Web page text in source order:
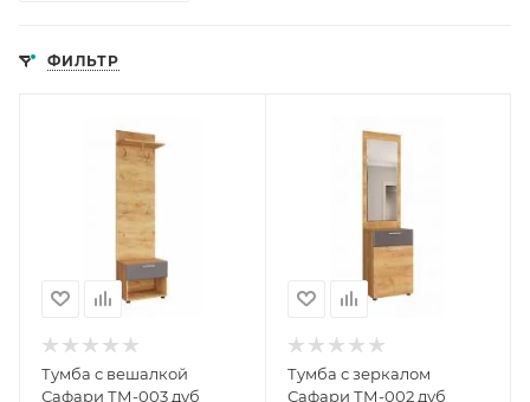
ФИЛЬТР
Тумба с вешалкой
Сафари ТМ-003 дуб
Тумба с зеркалом
Сафари ТМ-002 дуб